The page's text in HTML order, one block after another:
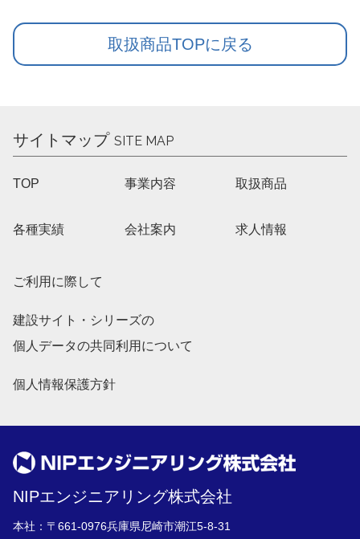
取扱商品TOPに戻る
サイトマップ SITE MAP
TOP 事業内容 取扱商品
各種実績 会社案内 求人情報
ご利用に際して
建設サイト・シリーズの
個人データの共同利用について
個人情報保護方針
NIPエンジニアリング株式会社
本社：〒661-0976兵庫県尼崎市潮江5-8-31